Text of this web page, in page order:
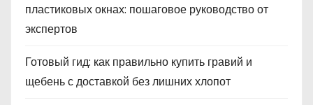
пластиковых окнах: пошаговое руководство от
экспертов
Готовый гид: как правильно купить гравий и
щебень с доставкой без лишних хлопот